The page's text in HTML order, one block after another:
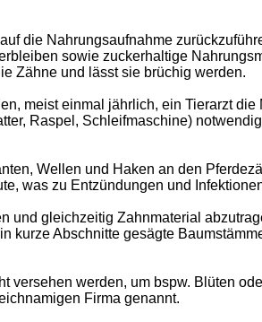
die Nahrungsaufnahme
sowie zuckerhaltige
Zähne und lässt sie brüchig werden.
meist einmal jährlich, ein Tierarzt
Raspel, Schleifmaschine)
Wellen und Haken an den
was zu Entzündungen und
und gleichzeitig Zahnmaterial
Abschnitte gesägte
werden, um bspw. Blüten
Firma genannt.